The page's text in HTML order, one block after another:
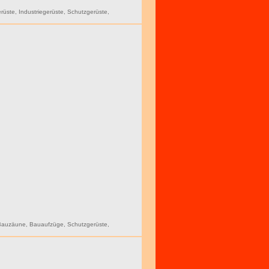
Industriegerüste ,Schutzgerüste
,Bauaufzüge ,Schutzgerüste